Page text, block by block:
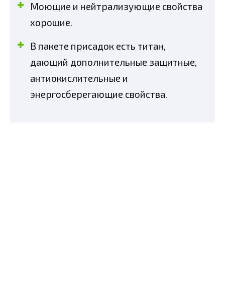
Моющие и нейтрализующие свойства
хорошие.
В пакете присадок есть титан,
дающий дополнительные защитные,
антиокислительные и
энергосберегающие свойства.